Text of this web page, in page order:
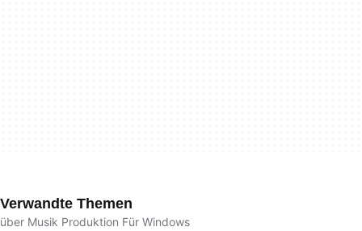
Verwandte Themen
über Musik Produktion Für Windows